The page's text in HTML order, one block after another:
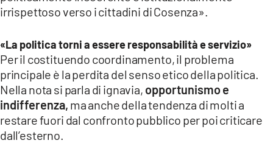
irrispettoso verso i cittadini di Cosenza».
«La politica torni a essere responsabilità e servizio»
Per il costituendo coordinamento, il problema
principale è la perdita del senso etico della politica.
Nella nota si parla di ignavia, opportunismo e
indifferenza, ma anche della tendenza di molti a
restare fuori dal confronto pubblico per poi criticare
dall’esterno.